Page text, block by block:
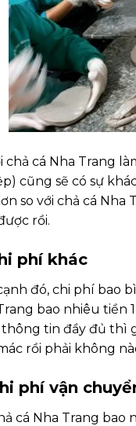
chả cá Nha Trang
cũng sẽ có sự
so với chả cá
rồi.
phí khác
đó, chi phí bao
bao nhiêu tiền
thông tin đầy đủ thì
rồi phải không
phí vận
cá Nha Trang